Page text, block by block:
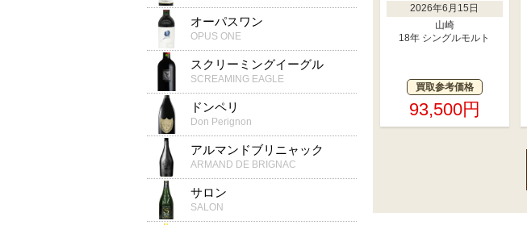
2026年6月15日
山崎
18年 シングルモルト
買取参考価格
93,500円
オーパスワン
OPUS ONE
スクリーミングイーグル
SCREAMING EAGLE
ドンペリ
Don Perignon
アルマンドブリニャック
ARMAND DE BRIGNAC
サロン
SALON